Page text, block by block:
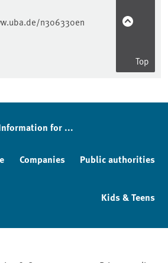
n306330en
Top
for ...
Companies Public authorities
Kids & Teens